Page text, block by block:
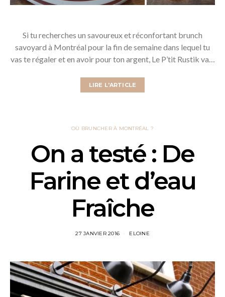
Si tu recherches un savoureux et réconfortant brunch
savoyard à Montréal pour la fin de semaine dans lequel tu
vas te régaler et en avoir pour ton argent, Le P’tit Rustik va…
LIRE L'ARTICLE
OÙ BRUNCHER À MONTRÉAL ?
On a testé : De
Farine et d’eau
Fraîche
27 JANVIER 2016 ELOINE